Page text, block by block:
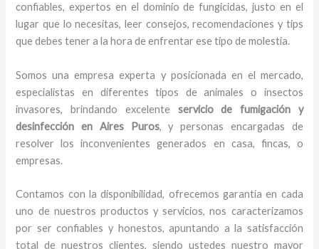
confiables, expertos en el dominio de fungicidas, justo en el
lugar que lo necesitas, leer consejos, recomendaciones y tips
que debes tener a la hora de enfrentar ese tipo de molestia.
Somos una empresa experta y posicionada en el mercado,
especialistas en diferentes tipos de animales o insectos
invasores, brindando excelente servicio de fumigación y
desinfección en Aires Puros, y personas encargadas de
resolver los inconvenientes generados en casa, fincas, o
empresas.
Contamos con la disponibilidad, ofrecemos garantía en cada
uno de nuestros productos y servicios, nos caracterizamos
por ser confiables y honestos, apuntando a la satisfacción
total de nuestros clientes, siendo ustedes nuestro mayor